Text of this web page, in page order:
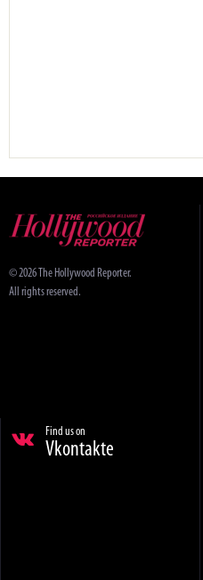
© 2026 The Hollywood Reporter.
All rights reserved.
Find us on
Vkontakte